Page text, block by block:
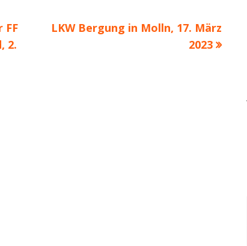
FF
2.
Nächster
LKW Bergung in Molln, 17. März
2023